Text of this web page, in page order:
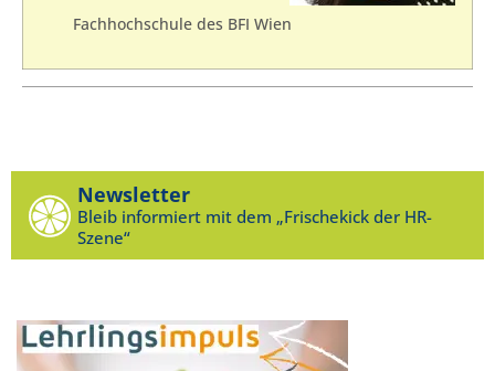
Fachhochschule des BFI Wien
Newsletter
Bleib informiert mit dem „Frischekick der HR-
Szene“